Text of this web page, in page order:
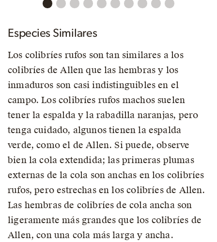
Especies Similares
Los colibríes rufos son tan similares a los
colibríes de Allen que las hembras y los
inmaduros son casi indistinguibles en el
campo. Los colibríes rufos machos suelen
tener la espalda y la rabadilla naranjas, pero
tenga cuidado, algunos tienen la espalda
verde, como el de Allen. Si puede, observe
bien la cola extendida; las primeras plumas
externas de la cola son anchas en los colibríes
rufos, pero estrechas en los colibríes de Allen.
Las hembras de colibríes de cola ancha son
ligeramente más grandes que los colibríes de
Allen, con una cola más larga y ancha.